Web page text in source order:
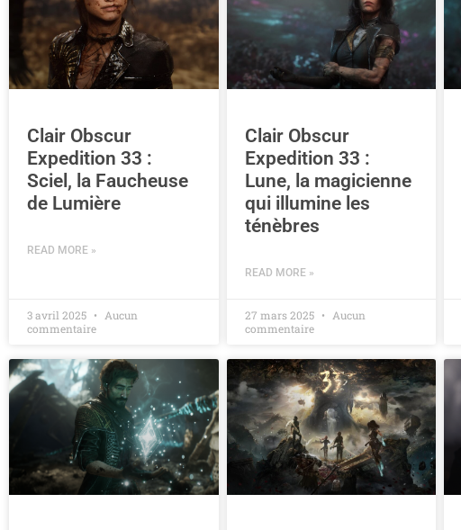
Clair Obscur
Expedition 33 :
Sciel, la Faucheuse
de Lumière
READ MORE »
3 avril 2025
Aucun
commentaire
Clair Obscur
Expedition 33 :
Lune, la magicienne
qui illumine les
ténèbres
READ MORE »
27 mars 2025
Aucun
commentaire